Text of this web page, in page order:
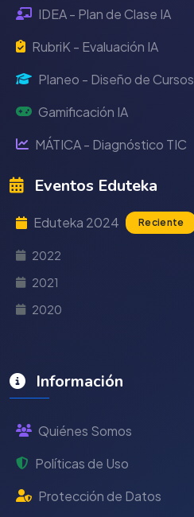
IDEA - Plan de Clase IA
RubriK - Evaluación IA
Planeo - Diseño de Cursos
Gamificación IA
MÁTICA - Diagnóstico TIC
Eventos Eduteka
Eduteka 2024 Reciente
2022
2021
2020
Información
Quiénes Somos
Políticas de Uso
Protección de Datos